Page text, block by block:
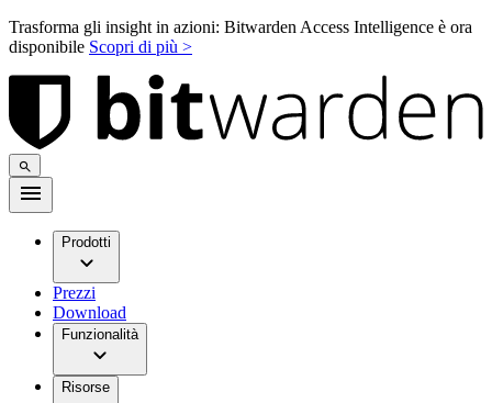
Trasforma gli insight in azioni: Bitwarden Access Intelligence è ora
disponibile Scopri di più >
Prodotti
Prezzi
Download
Funzionalità
Risorse